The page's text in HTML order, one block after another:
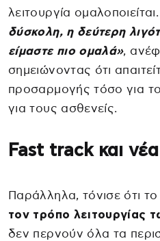
λειτουργία ομαλοποιείται.
δύσκολη, η δεύτερη
είμαστε πιο ομαλά»,
σημειώνοντας ότι
προσαρμογής τόσο για
για τους ασθενείς.
Fast track και
Παράλληλα, τόνισε ότι το
τον τρόπο λειτουργίας
δεν περνούν όλα τα